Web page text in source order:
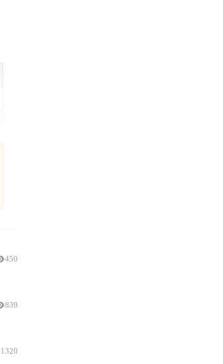
450
839
1320